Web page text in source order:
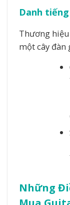
Danh
Thương
một cây đàn
Những